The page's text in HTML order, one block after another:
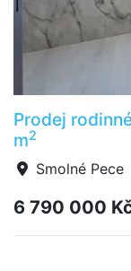
Prodej
m2
Smolné Pece
6 790 000